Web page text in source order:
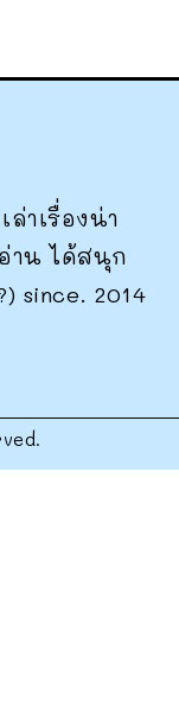
ล่าเรื่องน่า
าน ได้สนุก
since. 2014